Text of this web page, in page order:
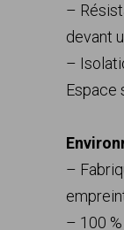
–
devant
–
Espace
–
– 100